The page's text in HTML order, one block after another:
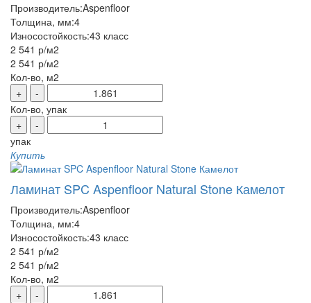
Производитель:Aspenfloor
Толщина, мм:4
Износостойкость:43 класс
2 541 р/м2
2 541 р/м2
Кол-во, м2
+
-
Кол-во, упак
+
-
упак
Купить
Ламинат SPC Aspenfloor Natural Stone Камелот
Производитель:Aspenfloor
Толщина, мм:4
Износостойкость:43 класс
2 541 р/м2
2 541 р/м2
Кол-во, м2
+
-